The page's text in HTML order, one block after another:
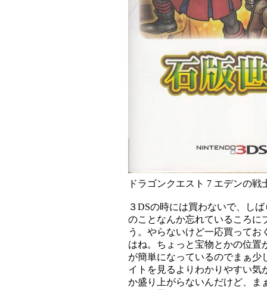
ドラゴンクエスト 7 エデンの
３DSの時には買わないで、し
のことなんか忘れているころに
う。やらないけど一応買ってお
はね。ちょっと宝物とかの位置
が簡単になっているのでまぁ少
イトを見るよりわかりやすい気
か盛り上がらないんだけど、ま